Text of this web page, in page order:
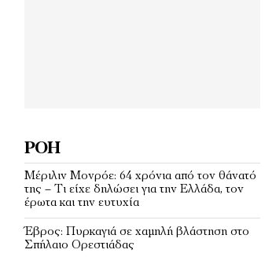
ΡΟΉ
Μέριλιν Μονρόε: 64 χρόνια από τον θάνατό
της – Τι είχε δηλώσει για την Ελλάδα, τον
έρωτα και την ευτυχία
Έβρος: Πυρκαγιά σε χαμηλή βλάστηση στο
Σπήλαιο Ορεστιάδας